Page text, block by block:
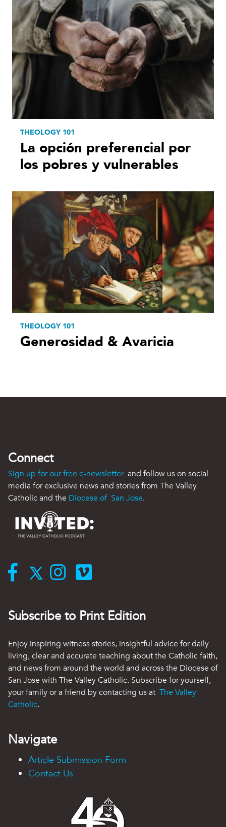
THEOLOGY 101
La opción preferencial por
los pobres y vulnerables
THEOLOGY 101
Generosidad & Avaricia
Connect
Sign up for our free e-newsletter and follow us on social
media for exclusive news and stories from The Valley
Catholic and the Diocese of San Jose.
Subscribe to Print Edition
Enjoy inspiring witness stories, insightful advice for daily
living, clear and accurate teaching about the Catholic faith,
and news from around the world and across the Diocese of
San Jose with The Valley Catholic. Subscribe for yourself,
your family or a friend by contacting us at The Valley
Catholic.
Navigate
Article Submission Form
Contact Us